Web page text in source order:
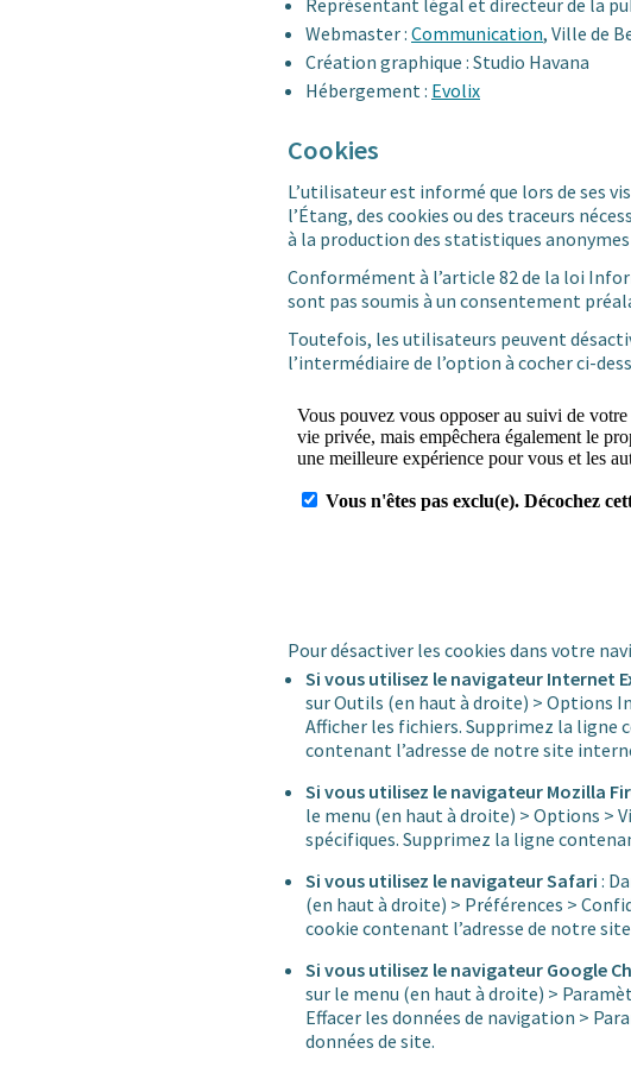
Représentant légal et directeur de la
Webmaster : Communication, Ville de
Création graphique : Studio Havana
Hébergement : Evolix
Cookies
L’utilisateur est informé que lors de ses
l’Étang, des cookies ou des traceurs
à la production des statistiques
Conformément à l’article 82 de la loi
sont pas soumis à un consentement
Toutefois, les utilisateurs peuvent
l’intermédiaire de l’option à cocher ci-
Pour désactiver les cookies dans votre
Si vous utilisez le navigateur Internet
sur Outils (en haut à droite) > Options
Afficher les fichiers. Supprimez la ligne
contenant l’adresse de notre site
Si vous utilisez le navigateur Mozilla
le menu (en haut à droite) > Options >
spécifiques. Supprimez la ligne
Si vous utilisez le navigateur Safari :
(en haut à droite) > Préférences >
cookie contenant l’adresse de notre
Si vous utilisez le navigateur Google
sur le menu (en haut à droite) >
Effacer les données de navigation >
données de site.